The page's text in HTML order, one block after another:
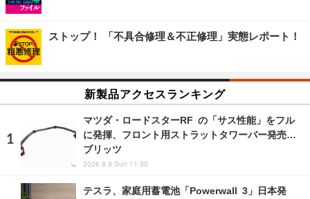
ストップ！ 「不具合修理＆不正修理」実態レポート！
新製品アクセスランキング
マツダ・ロードスターRF の「サス性能」をフル
に発揮、フロント用ストラットタワーバー発売…
ブリッツ
2026.8.9 Sun 11:30
テスラ、家庭用蓄電池「Powerwall 3」日本発